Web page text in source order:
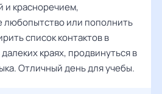
и красноречием,
любопытство или пополнить
список контактов в
краях, продвинуться в
Отличный день для учебы.